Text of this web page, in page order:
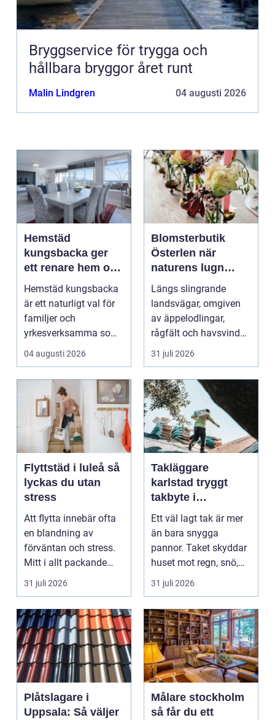
Bryggservice för trygga och
hållbara bryggor året runt
Malin Lindgren 04 augusti 2026
Hemstäd
kungsbacka ger
ett renare hem och
en lugnare vardag
Hemstäd kungsbacka
är ett naturligt val för
familjer och
yrkesverksamma som
vill ha ett rent hem
04 augusti 2026
Blomsterbutik
Österlen när
naturens lugn
möter kreativt
hantverk
Längs slingrande
landsvägar, omgiven
av äppelodlingar,
rågfält och havsvindar,
har
blomsterhantverke...
31 juli 2026
Flyttstäd i luleå så
lyckas du utan
stress
Att flytta innebär ofta
en blandning av
förväntan och stress.
Mitt i allt packande
och planerande dy...
31 juli 2026
Takläggare
karlstad tryggt
takbyte i
värmländskt klimat
Ett väl lagt tak är mer
än bara snygga
pannor. Taket skyddar
huset mot regn, snö,
blåst och stark vå...
31 juli 2026
Plåtslagare i
Uppsala: Så väljer
Målare stockholm
så får du ett